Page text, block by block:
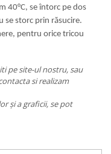
40°C, se întorc pe dos
se storc prin răsucire.
pentru orice tricou
pe site-ul nostru, sau
si realizam
și a graficii, se pot